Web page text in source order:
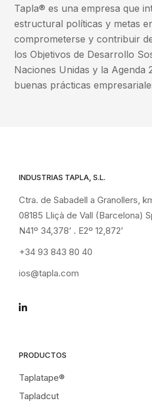
Tapla® es una empresa que
estructural políticas y metas
comprometerse y contribuir
los Objetivos de Desarrollo
Naciones Unidas y la Agenda
buenas prácticas
INDUSTRIAS TAPLA, S.L.
Ctra. de Sabadell a Granollers,
08185 Lliçà de Vall (Barcelona)
N41º 34,378’ . E2º 12,872’
+34 93 843 80 40
ios@tapla.com
PRODUCTOS
Taplatape®
Tapladcut